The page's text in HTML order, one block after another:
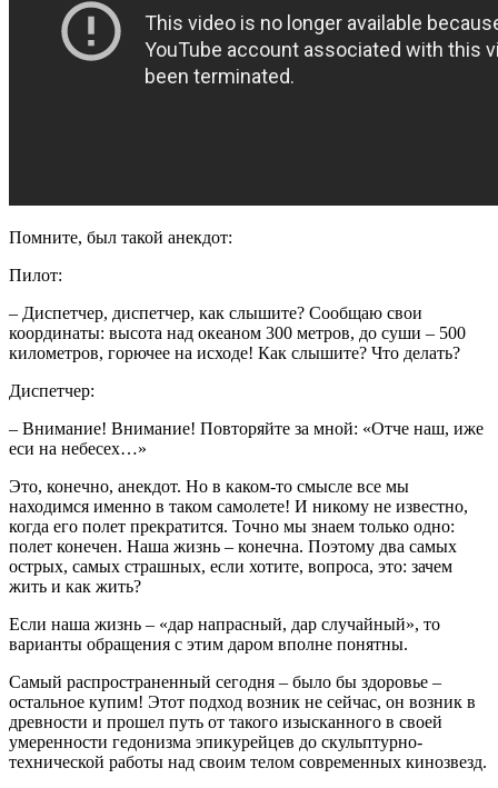
Помните, был такой анекдот:
Пилот:
– Диспетчер, диспетчер, как слышите? Сообщаю свои
координаты: высота над океаном 300 метров, до суши – 500
километров, горючее на исходе! Как слышите? Что делать?
Диспетчер:
– Внимание! Внимание! Повторяйте за мной: «Отче наш, иже
еси на небесех…»
Это, конечно, анекдот. Но в каком-то смысле все мы
находимся именно в таком самолете! И никому не известно,
когда его полет прекратится. Точно мы знаем только одно:
полет конечен. Наша жизнь – конечна. Поэтому два самых
острых, самых страшных, если хотите, вопроса, это: зачем
жить и как жить?
Если наша жизнь – «дар напрасный, дар случайный», то
варианты обращения с этим даром вполне понятны.
Самый распространенный сегодня – было бы здоровье –
остальное купим! Этот подход возник не сейчас, он возник в
древности и прошел путь от такого изысканного в своей
умеренности гедонизма эпикурейцев до скульптурно-
технической работы над своим телом современных кинозвезд.